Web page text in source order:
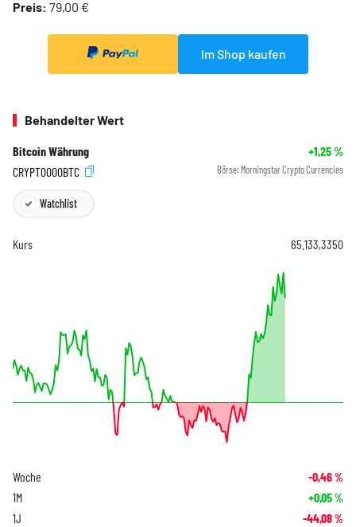
Preis: 79,00 €
Im Shop kaufen
Behandelter Wert
Bitcoin Währung +1,25%
CRYPT0000BTC
Börse: Morningstar Crypto Currencies
Watchlist
Kurs 65.133,3350
Woche -0,46%
1M +0,05%
1J -44,08%